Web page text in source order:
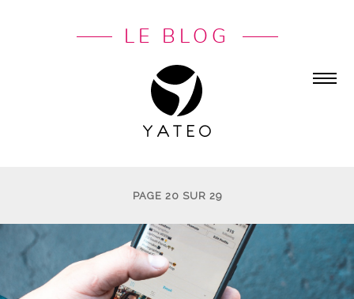
LE BLOG
PAGE 20 SUR 29